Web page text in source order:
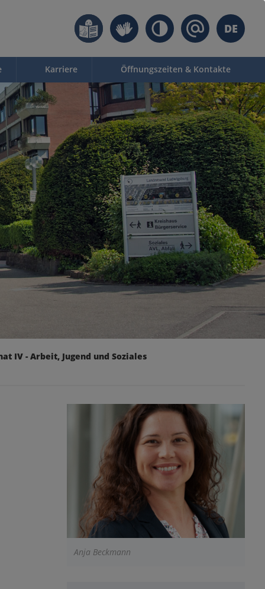
DE
Karriere Öffnungszeiten & Kontakte
IV - Arbeit, Jugend und Soziales
Anja Beckmann